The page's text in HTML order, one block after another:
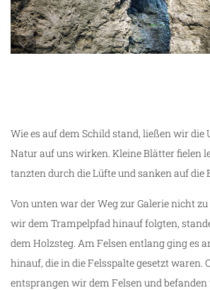
Wie es auf dem Schild stand, ließen wir die
Natur auf uns wirken. Kleine Blätter fielen
tanzten durch die Lüfte und sanken auf die
Von unten war der Weg zur Galerie nicht
wir dem Trampelpfad hinauf folgten,
dem Holzsteg. Am Felsen entlang ging es
hinauf, die in die Felsspalte gesetzt waren.
entsprangen wir dem Felsen und befanden